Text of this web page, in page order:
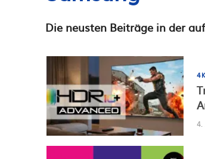
Die neusten Beiträge in der
4.